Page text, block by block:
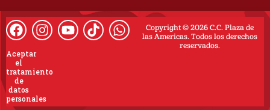
Copyright © 2026 C.C. Plaza de
las Americas. Todos los derechos
reservados.
Aceptar
el
tratamiento
de
datos
personales